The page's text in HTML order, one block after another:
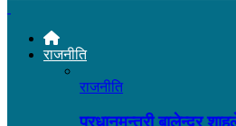
राजनीति
राजनीति
प्रधानमन्त्री बालेन्द्र